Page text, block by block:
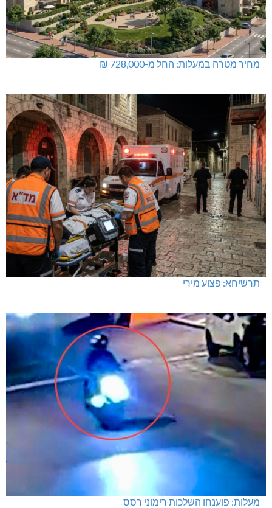
מחיר מטרה במעלות: החל מ-728,000 ₪
תרשיחא: פצוע מירי
מעלות: פוענחו השלכות רימוני רסס